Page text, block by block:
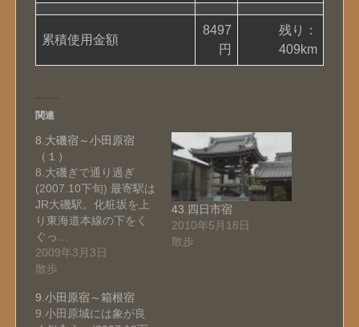
累積使用金額
8497
円
残り：
409km
関連
8.大磯宿～小田原宿
（１）
8.大磯ぎで通り過ぎ
(2007.10下旬) 最寄駅は
JR大磯駅。化粧坂を上
り東海道本線の下をく
ぐっ…
2009年3月3日
散歩
43.四日市宿
2010年5月18日
散歩
9.小田原宿～箱根宿
9.小田原城には象が良